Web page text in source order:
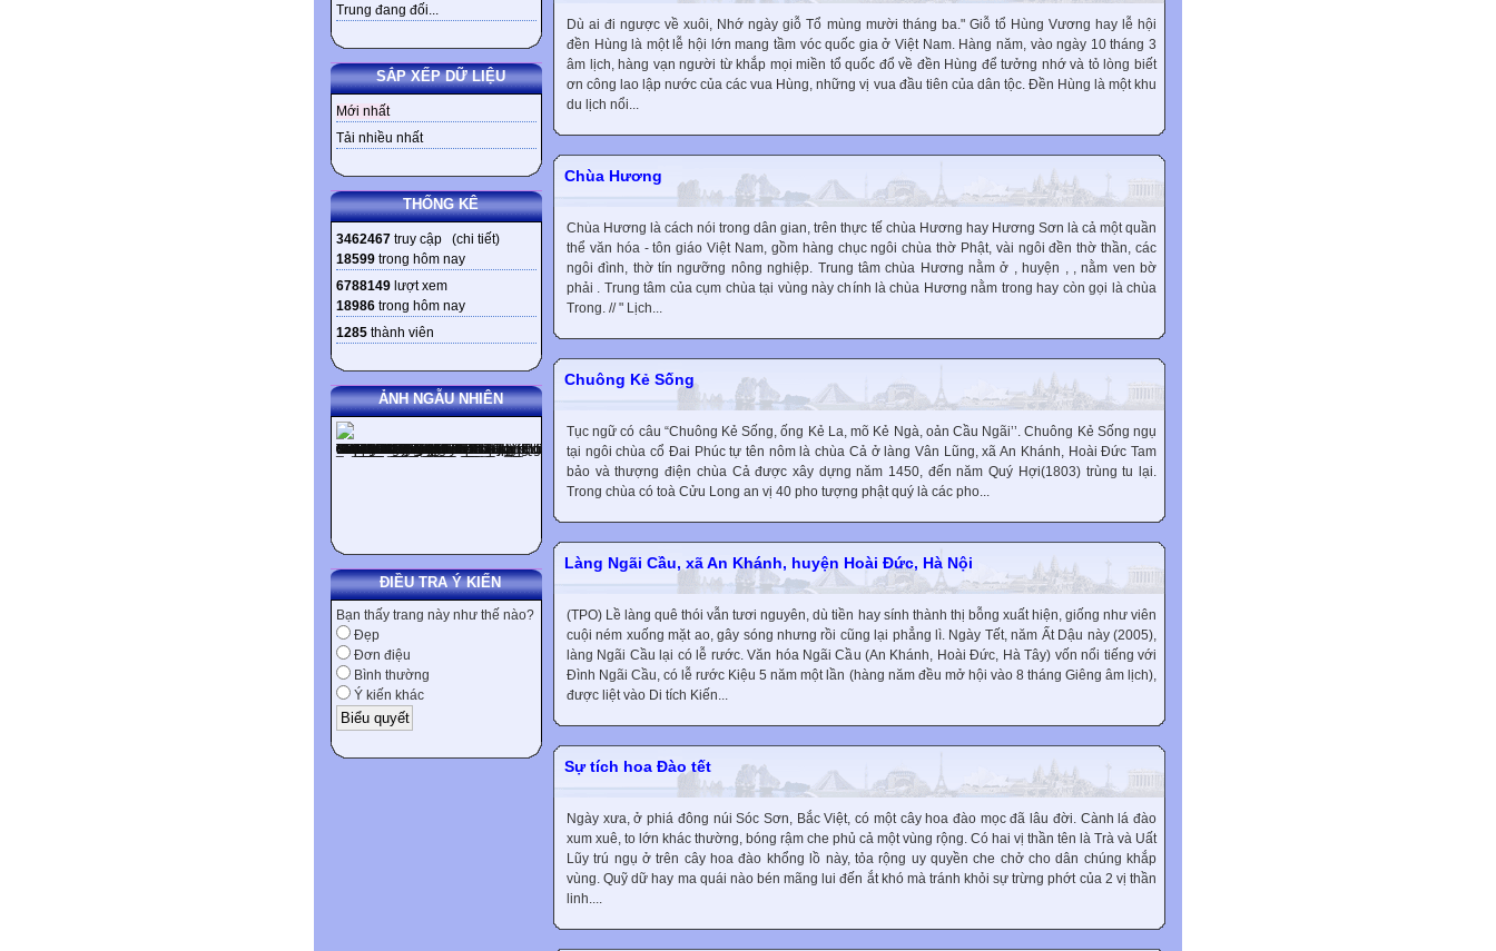
Trung đang đối...
SẮP XẾP DỮ LIỆU
Mới nhất
Tải nhiều nhất
THỐNG KÊ
3462467 truy cập (chi tiết)
18599 trong hôm nay
6788149 lượt xem
18986 trong hôm nay
1285 thành viên
ẢNH NGẪU NHIÊN
ĐIỀU TRA Ý KIẾN
Bạn thấy trang này như thế nào?
Đẹp
Đơn điệu
Bình thường
Ý kiến khác
Dù ai đi ngược về xuôi, Nhớ ngày giỗ Tổ mùng mười tháng ba." Giỗ tổ Hùng Vương hay lễ hội
đền Hùng là một lễ hội lớn mang tầm vóc quốc gia ở Việt Nam. Hàng năm, vào ngày 10 tháng 3
âm lịch, hàng vạn người từ khắp mọi miền tổ quốc đổ về đền Hùng để tưởng nhớ và tỏ lòng biết
ơn công lao lập nước của các vua Hùng, những vị vua đầu tiên của dân tộc. Đền Hùng là một khu
du lịch nổi...
Chùa Hương
Chùa Hương là cách nói trong dân gian, trên thực tế chùa Hương hay Hương Sơn là cả một quần
thể văn hóa - tôn giáo Việt Nam, gồm hàng chục ngôi chùa thờ Phật, vài ngôi đền thờ thần, các
ngôi đình, thờ tín ngưỡng nông nghiệp. Trung tâm chùa Hương nằm ở , huyện , , nằm ven bờ
phải . Trung tâm của cụm chùa tại vùng này chính là chùa Hương nằm trong hay còn gọi là chùa
Trong. // " Lịch...
Chuông Kẻ Sống
Tục ngữ có câu “Chuông Kẻ Sống, ống Kẻ La, mõ Kẻ Ngà, oản Cầu Ngãi’’. Chuông Kẻ Sống ngụ
tại ngôi chùa cổ Đai Phúc tự tên nôm là chùa Cả ở làng Vân Lũng, xã An Khánh, Hoài Đức Tam
bảo và thượng điện chùa Cả được xây dựng năm 1450, đến năm Quý Hợi(1803) trùng tu lại.
Trong chùa có toà Cửu Long an vị 40 pho tượng phật quý là các pho...
Làng Ngãi Cầu, xã An Khánh, huyện Hoài Đức, Hà Nội
(TPO) Lề làng quê thói vẫn tươi nguyên, dù tiền hay sính thành thị bỗng xuất hiện, giống như viên
cuội ném xuống mặt ao, gây sóng nhưng rồi cũng lại phẳng lì. Ngày Tết, năm Ất Dậu này (2005),
làng Ngãi Cầu lại có lễ rước. Văn hóa Ngãi Cầu (An Khánh, Hoài Đức, Hà Tây) vốn nổi tiếng với
Đình Ngãi Cầu, có lễ rước Kiệu 5 năm một lần (hàng năm đều mở hội vào 8 tháng Giêng âm lịch),
được liệt vào Di tích Kiến...
Sự tích hoa Đào tết
Ngày xưa, ở phiá đông núi Sóc Sơn, Bắc Việt, có một cây hoa đào mọc đã lâu đời. Cành lá đào
xum xuê, to lớn khác thường, bóng rậm che phủ cả một vùng rộng. Có hai vị thần tên là Trà và Uất
Lũy trú ngụ ở trên cây hoa đào khổng lồ này, tỏa rộng uy quyền che chở cho dân chúng khắp
vùng. Quỹ dữ hay ma quái nào bén mãng lui đến ắt khó mà tránh khỏi sự trừng phớt của 2 vị thần
linh....